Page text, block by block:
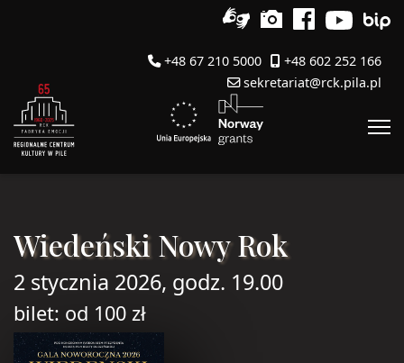
+48 67 210 5000
+48 602 252 166
sekretariat@rck.pila.pl
Wiedeński Nowy Rok
2 stycznia 2026, godz. 19.00
bilet: od 100 zł